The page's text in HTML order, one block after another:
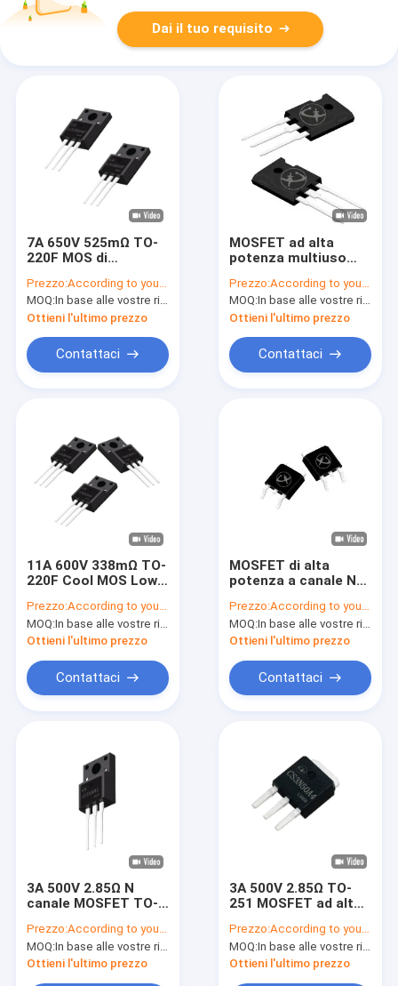
Prodotti
Video
Controllo della qualità
Dai il tuo requisito
7A 650V 525mΩ TO-
220F MOS di
alimentazione
ininterrotta
Prezzo:According to your order requirement
MOQ:In base alle vostre richieste di ordine
Ottieni l'ultimo prezzo
Contattaci
MOSFET ad alta
potenza multiuso
alimentazione
ininterrotta
Prezzo:According to your order requirement
MOQ:In base alle vostre richieste di ordine
Ottieni l'ultimo prezzo
Contattaci
11A 600V 338mΩ TO-
220F Cool MOS Low
di alimentazione
canale N
Prezzo:According to your order requirement
MOQ:In base alle vostre richieste di ordine
Ottieni l'ultimo prezzo
Contattaci
MOSFET di alta
potenza a canale N
superficie
Prezzo:According to your order requirement
MOQ:In base alle vostre richieste di ordine
Ottieni l'ultimo prezzo
Contattaci
3A 500V 2.85Ω N
canale MOSFET TO-
stabile
Prezzo:According to your order requirement
MOQ:In base alle vostre richieste di ordine
Ottieni l'ultimo prezzo
3A 500V 2.85Ω TO-
251 MOSFET ad alta
industriale N-Channel
Mos
Prezzo:According to your order requirement
MOQ:In base alle vostre richieste di ordine
Ottieni l'ultimo prezzo